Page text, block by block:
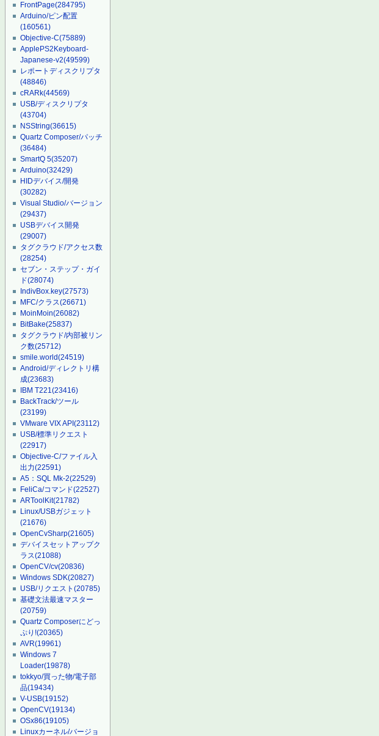
FrontPage(284795)
Arduino/ピン配置
(160561)
Objective-C(75889)
ApplePS2Keyboard-
Japanese-v2(49599)
レポートディスクリプタ
(48846)
cRARk(44569)
USB/ディスクリプタ
(43704)
NSString(36615)
Quartz Composer/パッチ
(36484)
SmartQ 5(35207)
Arduino(32429)
HIDデバイス/開発
(30282)
Visual Studio/バージョン
(29437)
USBデバイス開発
(29007)
タグクラウド/アクセス数
(28254)
セブン・ステップ・ガイ
ド(28074)
IndivBox.key(27573)
MFC/クラス(26671)
MoinMoin(26082)
BitBake(25837)
タグクラウド/内部被リン
ク数(25712)
smile.world(24519)
Android/ディレクトリ構
成(23683)
IBM T221(23416)
BackTrack/ツール
(23199)
VMware VIX API(23112)
USB/標準リクエスト
(22917)
Objective-C/ファイル入
出力(22591)
A5：SQL Mk-2(22529)
FeliCa/コマンド(22527)
ARToolKit(21782)
Linux/USBガジェット
(21676)
OpenCvSharp(21605)
デバイスセットアップク
ラス(21088)
OpenCV/cv(20836)
Windows SDK(20827)
USB/リクエスト(20785)
基礎文法最速マスター
(20759)
Quartz Composerにどっ
ぷり!(20365)
AVR(19961)
Windows 7
Loader(19878)
tokkyo/買った物/電子部
品(19434)
V-USB(19152)
OpenCV(19134)
OSx86(19105)
Linuxカーネル/バージョ